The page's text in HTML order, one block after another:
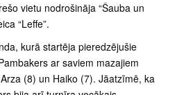
vietu nodrošināja “Šauba un
“Leffe”.
kurā startēja pieredzējušie
ar saviem mazajiem
(8) un Haiko (7). Jāatzīmē, ka